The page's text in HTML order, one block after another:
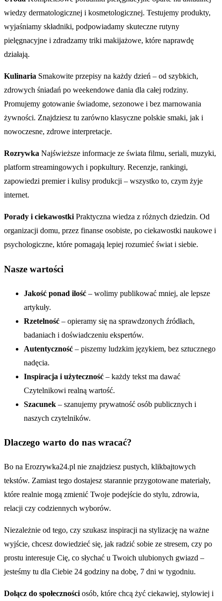
wiedzy dermatologicznej i kosmetologicznej. Testujemy produkty,
wyjaśniamy składniki, podpowiadamy skuteczne rutyny
pielęgnacyjne i zdradzamy triki makijażowe, które naprawdę
działają.
Kulinaria Smakowite przepisy na każdy dzień – od szybkich,
zdrowych śniadań po weekendowe dania dla całej rodziny.
Promujemy gotowanie świadome, sezonowe i bez marnowania
żywności. Znajdziesz tu zarówno klasyczne polskie smaki, jak i
nowoczesne, zdrowe interpretacje.
Rozrywka Najświeższe informacje ze świata filmu, seriali, muzyki,
platform streamingowych i popkultury. Recenzje, rankingi,
zapowiedzi premier i kulisy produkcji – wszystko to, czym żyje
internet.
Porady i ciekawostki Praktyczna wiedza z różnych dziedzin. Od
organizacji domu, przez finanse osobiste, po ciekawostki naukowe i
psychologiczne, które pomagają lepiej rozumieć świat i siebie.
Nasze wartości
Jakość ponad ilość – wolimy publikować mniej, ale lepsze
artykuły.
Rzetelność – opieramy się na sprawdzonych źródłach,
badaniach i doświadczeniu ekspertów.
Autentyczność – piszemy ludzkim językiem, bez sztucznego
nadęcia.
Inspiracja i użyteczność – każdy tekst ma dawać
Czytelnikowi realną wartość.
Szacunek – szanujemy prywatność osób publicznych i
naszych czytelników.
Dlaczego warto do nas wracać?
Bo na Erozrywka24.pl nie znajdziesz pustych, klikbajtowych
tekstów. Zamiast tego dostajesz starannie przygotowane materiały,
które realnie mogą zmienić Twoje podejście do stylu, zdrowia,
relacji czy codziennych wyborów.
Niezależnie od tego, czy szukasz inspiracji na stylizację na ważne
wyjście, chcesz dowiedzieć się, jak radzić sobie ze stresem, czy po
prostu interesuje Cię, co słychać u Twoich ulubionych gwiazd –
jesteśmy tu dla Ciebie 24 godziny na dobę, 7 dni w tygodniu.
Dołącz do społeczności osób, które chcą żyć ciekawiej, stylowiej i